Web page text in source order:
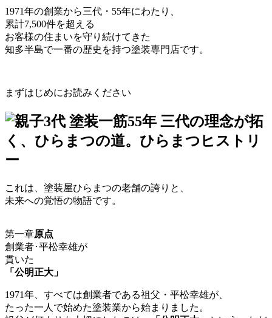
1971年の創業から三代・55年にわたり、
累計7,500件を超える
お客様の住まいを守り続けてきた
知多半島で一番の歴史を持つ塗装専門店です。
まずはじめにお読みください
これは、塗装屋ひらまつの老舗の誇りと、
未来への覚悟の物語です。
第一章原点
創業者･平松幸雄が
貫いた
「公明正大」
1971年、すべては創業者である祖父・平松幸雄が、
たった一人で始めた塗装業から始まりました。